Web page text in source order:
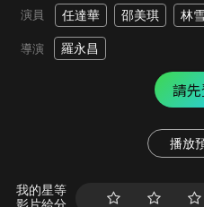
演員 任達華 邵美琪 林
導演 羅永昌
請
播放
我的星等